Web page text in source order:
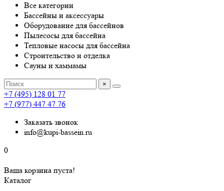
Все категории
Бассейны и аксессуары
Оборудование для бассейнов
Пылесосы для бассейна
Тепловые насосы для бассейна
Строительство и отделка
Сауны и хаммамы
×
+7 (495) 128 01 77
+7 (977) 447 47 76
Заказать звонок
info@kupi-bassein.ru
0
Ваша корзина пуста!
Каталог